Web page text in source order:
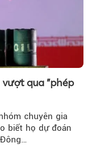
qua "phép
chuyên gia
biết họ dự đoán